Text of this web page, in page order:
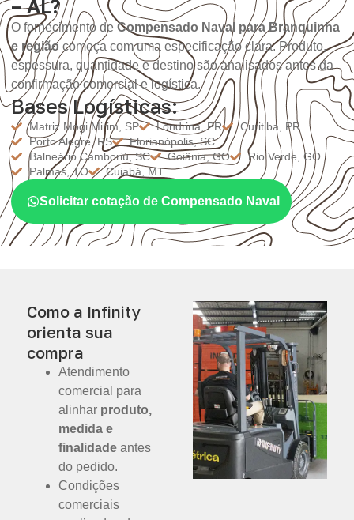
– AL?
O fornecimento de Compensado Naval para Branquinha
e região começa com uma especificação clara. Produto,
espessura, quantidade e destino são analisados antes da
confirmação comercial e logística.
Bases Logísticas:
Matriz Mogi Mirim, SP Londrina, PR
Curitiba, PR
Porto Alegre, RS
Florianópolis, SC
Balneário Camboriú, SC
Goiânia, GO
Rio Verde, GO
Palmas, TO
Cuiabá, MT
Solicitar cotação de Compensado Naval
Como a Infinity
orienta sua
compra
Atendimento
comercial para
alinhar produto,
medida e
finalidade antes
do pedido.
Condições
comerciais